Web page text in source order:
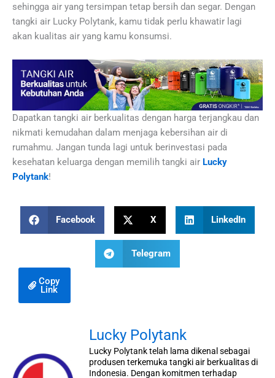
sehingga air yang tersimpan tetap bersih dan segar. Dengan
tangki air Lucky Polytank, kamu tidak perlu khawatir lagi
akan kualitas air yang kamu konsumsi.
Dapatkan tangki air berkualitas dengan harga terjangkau dan
nikmati kemudahan dalam menjaga kebersihan air di
rumahmu. Jangan tunda lagi untuk berinvestasi pada
kesehatan keluarga dengan memilih tangki air Lucky
Polytank!
Facebook X LinkedIn
Telegram
Copy
Link
Lucky Polytank
Lucky Polytank telah lama dikenal sebagai
produsen terkemuka tangki air berkualitas di
Indonesia. Dengan komitmen terhadap